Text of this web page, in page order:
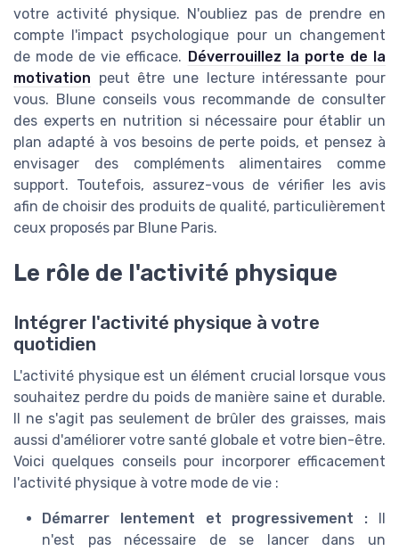
votre activité physique. N'oubliez pas de prendre en
compte l'impact psychologique pour un changement
de mode de vie efficace. Déverrouillez la porte de la
motivation peut être une lecture intéressante pour
vous. Blune conseils vous recommande de consulter
des experts en nutrition si nécessaire pour établir un
plan adapté à vos besoins de perte poids, et pensez à
envisager des compléments alimentaires comme
support. Toutefois, assurez-vous de vérifier les avis
afin de choisir des produits de qualité, particulièrement
ceux proposés par Blune Paris.
Le rôle de l'activité physique
Intégrer l'activité physique à votre
quotidien
L'activité physique est un élément crucial lorsque vous
souhaitez perdre du poids de manière saine et durable.
Il ne s'agit pas seulement de brûler des graisses, mais
aussi d'améliorer votre santé globale et votre bien-être.
Voici quelques conseils pour incorporer efficacement
l'activité physique à votre mode de vie :
Démarrer lentement et progressivement : Il
n'est pas nécessaire de se lancer dans un